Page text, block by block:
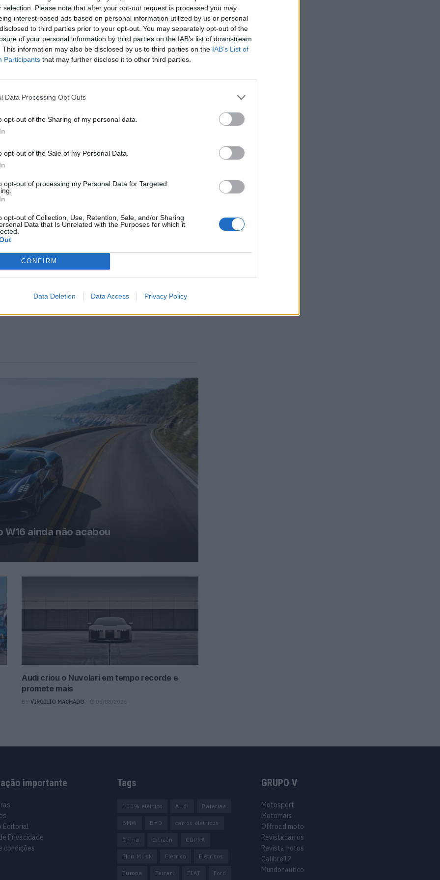
selection. Please note that after your opt-out request is processed you may
interest-based ads based on personal information utilized by us or personal
to third parties prior to your opt-out. You may separately opt-out of the
of your personal information by third parties on the IAB’s list of downstream
This information may also be disclosed by us to third parties on the IAB’s List of
Participants that may further disclose it to other third parties.
Data Processing Opt Outs
opt-out of the Sharing of my personal data.
opt-out of the Sale of my Personal Data.
opt-out of processing my Personal Data for Targeted
opt-out of Collection, Use, Retention, Sale, and/or Sharing
Data that Is Unrelated with the Purposes for which it
CONFIRM
Data Deletion Data Access Privacy Policy
forte dinamismo no setor, com concorrentes como a
a intensificarem igualmente os seus programas
que espera ver automóveis totalmente autónomos,
mais comuns nos Estados Unidos ainda este ano.
marca nova
Miami robotáxis Tesla
transporte autónomo
ainda não acabou
Audi criou o Nuvolari em tempo recorde e
promete mais
BY VIRGILIO MACHADO
importante
Editorial
Privacidade
condições
Tags
100% elétrico Audi Baterias
BMW BYD carros elétricos
China Citröen CUPRA
Elon Musk Elétrico Elétricos
Europa Ferrari FIAT Ford
GRUPO V
Motosport
Motomais
Offroad moto
Revistacarros
Revistamotos
Calibre12
Mundonautico